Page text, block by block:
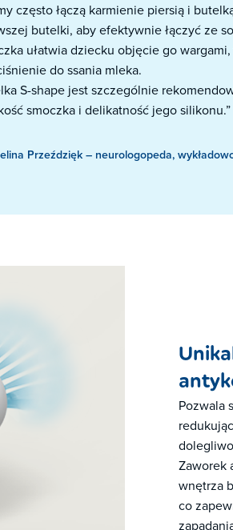
często łączą karmienie piersią i
butelki, aby efektywnie łączyć ze
ułatwia dziecku objęcie go
do ssania mleka.
S-shape jest szczególnie
smoczka i delikatność jego silikonu.”
Przeździęk – neurologopeda,
Pozwala
Zaworek
wnętrza
co